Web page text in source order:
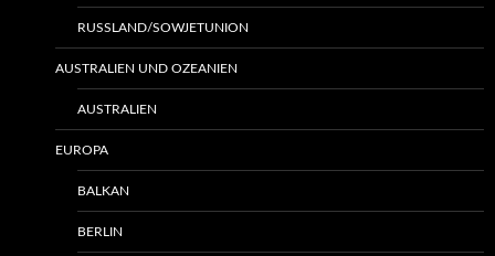
RUSSLAND/SOWJETUNION
AUSTRALIEN UND OZEANIEN
AUSTRALIEN
EUROPA
BALKAN
BERLIN